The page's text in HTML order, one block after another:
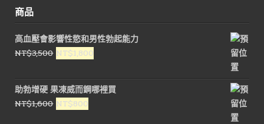
商品
高血壓會影響性慾和男性勃起能力
NT$3,500 原
價
格：
NT$3,500。
NT$1,800
價
格：
助勃增硬 果凍威而鋼哪裡買
NT$1,600 原
NT$800